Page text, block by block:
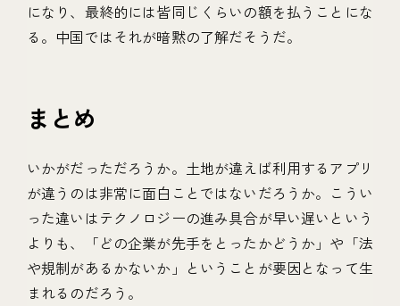
になり、最終的には皆同じくらいの額を払うことにな
る。中国ではそれが暗黙の了解だそうだ。
まとめ
いかがだっただろうか。土地が違えば利用するアプリ
が違うのは非常に面白ことではないだろうか。こうい
った違いはテクノロジーの進み具合が早い遅いという
よりも、「どの企業が先手をとったかどうか」や「法
や規制があるかないか」ということが要因となって生
まれるのだろう。